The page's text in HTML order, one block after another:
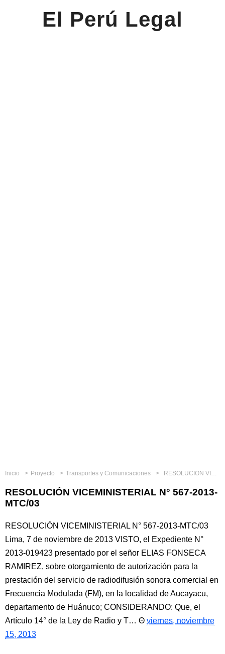
El Perú Legal
Inicio Proyecto Transportes y Comunicaciones RESOLUCIÓN VICEMINISTERIAL N° 567-2013-MTC/03
RESOLUCIÓN VICEMINISTERIAL N° 567-2013-
MTC/03
RESOLUCIÓN VICEMINISTERIAL N° 567-2013-MTC/03
Lima, 7 de noviembre de 2013 VISTO, el Expediente N°
2013-019423 presentado por el señor ELIAS FONSECA
RAMIREZ, sobre otorgamiento de autorización para la
prestación del servicio de radiodifusión sonora comercial en
Frecuencia Modulada (FM), en la localidad de Aucayacu,
departamento de Huánuco; CONSIDERANDO: Que, el
Artículo 14° de la Ley de Radio y T…
viernes, noviembre
15, 2013